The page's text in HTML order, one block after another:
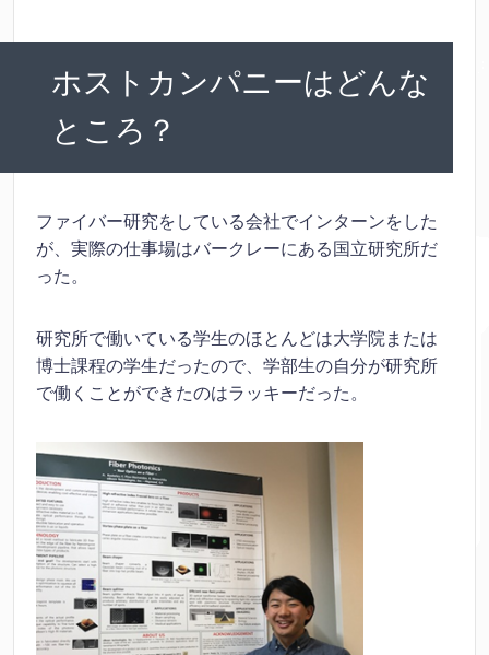
ホストカンパニーはどんな
ところ？
ファイバー研究をしている会社でインターンをした
が、実際の仕事場はバークレーにある国立研究所だ
った。
研究所で働いている学生のほとんどは大学院または
博士課程の学生だったので、学部生の自分が研究所
で働くことができたのはラッキーだった。